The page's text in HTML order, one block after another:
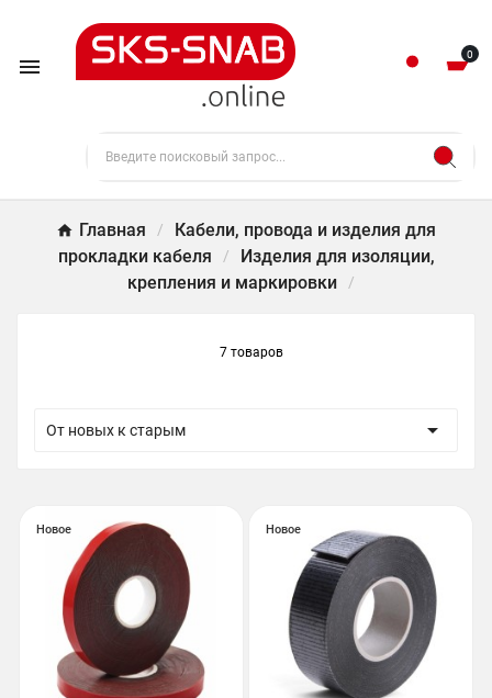
 0
Главная
Кабели, провода и изделия для
прокладки кабеля
Изделия для изоляции,
крепления и маркировки
7 товаров
От новых к старым 
Новое Новое